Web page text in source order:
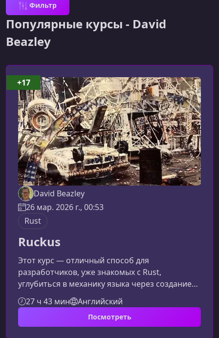
Фильтр
Популярные курсы - David
Beazley
David Beazley
26 мар. 2026 г., 00:53
Rust
Ruckus
Этот курс — отличный способ для
разработчиков, уже знакомых с Rust,
углубиться в механику языка через создание
собственного мини-языка программирования.
Материал подаётся практично и интенсивно,
что помогает быстрее понять сложные
27 ч 43 мин Английский
Посмотреть
+17